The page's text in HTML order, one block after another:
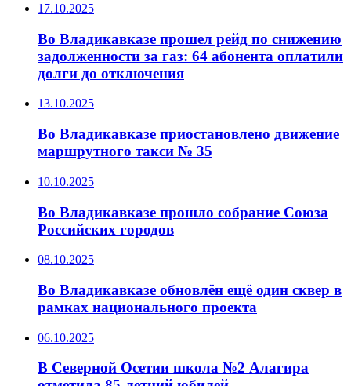
17.10.2025
Во Владикавказе прошел рейд по снижению
задолженности за газ: 64 абонента оплатили
долги до отключения
13.10.2025
Во Владикавказе приостановлено движение
маршрутного такси № 35
10.10.2025
Во Владикавказе прошло собрание Союза
Российских городов
08.10.2025
Во Владикавказе обновлён ещё один сквер в
рамках национального проекта
06.10.2025
В Северной Осетии школа №2 Алагира